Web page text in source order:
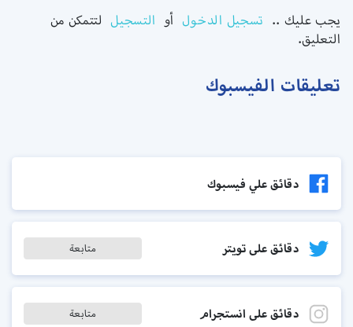
يجب عليك .. تسجيل الدخول أو التسجيل لتتمكن من
التعليق.
تعليقات الفيسبوك
دقائق علي فيسبوك
دقائق على تويتر متابعة
دقائق على انستجرام متابعة